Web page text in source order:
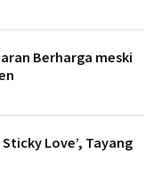
Berharga meski
Love’, Tayang